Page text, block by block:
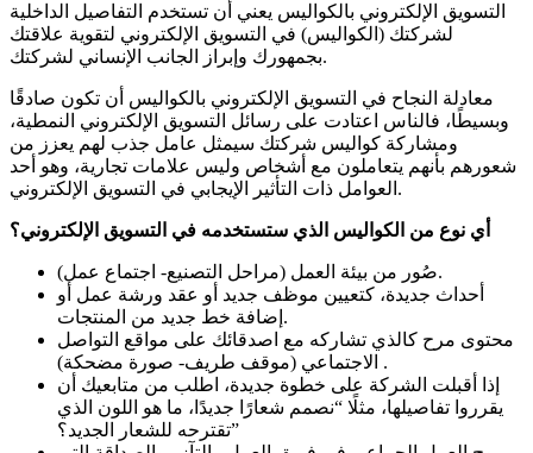
التسويق الإلكتروني بالكواليس يعني أن تستخدم التفاصيل الداخلية
لشركتك (الكواليس) في التسويق الإلكتروني لتقوية علاقتك
بجمهورك وإبراز الجانب الإنساني لشركتك.
معادلة النجاح في التسويق الإلكتروني بالكواليس أن تكون صادقًا
وبسيطًا، فالناس اعتادت على رسائل التسويق الإلكتروني النمطية،
ومشاركة كواليس شركتك سيمثل عامل جذب لهم يعزز من
شعورهم بأنهم يتعاملون مع أشخاص وليس علامات تجارية، وهو أحد
العوامل ذات التأثير الإيجابي في التسويق الإلكتروني.
أي نوع من الكواليس الذي ستستخدمه في التسويق الإلكتروني؟
صُور من بيئة العمل (مراحل التصنيع- اجتماع عمل).
أحداث جديدة، كتعيين موظف جديد أو عقد ورشة عمل أو
إضافة خط جديد من المنتجات.
محتوى مرح كالذي تشاركه مع اصدقائك على مواقع التواصل
الاجتماعي (موقف طريف- صورة مضحكة) .
إذا أقبلت الشركة على خطوة جديدة، اطلب من متابعيك أن
يقرروا تفاصيلها، مثلًا “نصمم شعارًا جديدًا، ما هو اللون الذي
تقترحه للشعار الجديد؟”